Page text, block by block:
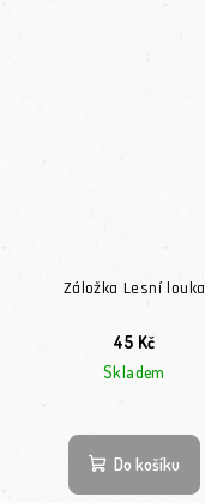
Záložka Lesní louka
45 Kč
Skladem
Do košíku